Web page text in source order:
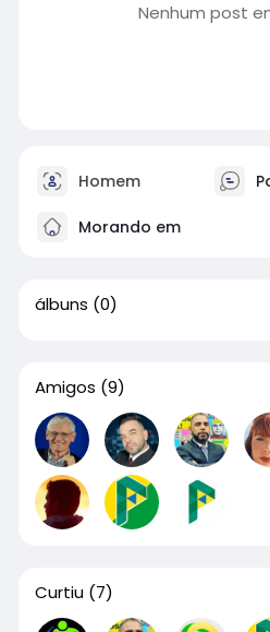
Nenhum post
Homem
Morando em
álbuns (0)
Amigos (9)
Curtiu (7)